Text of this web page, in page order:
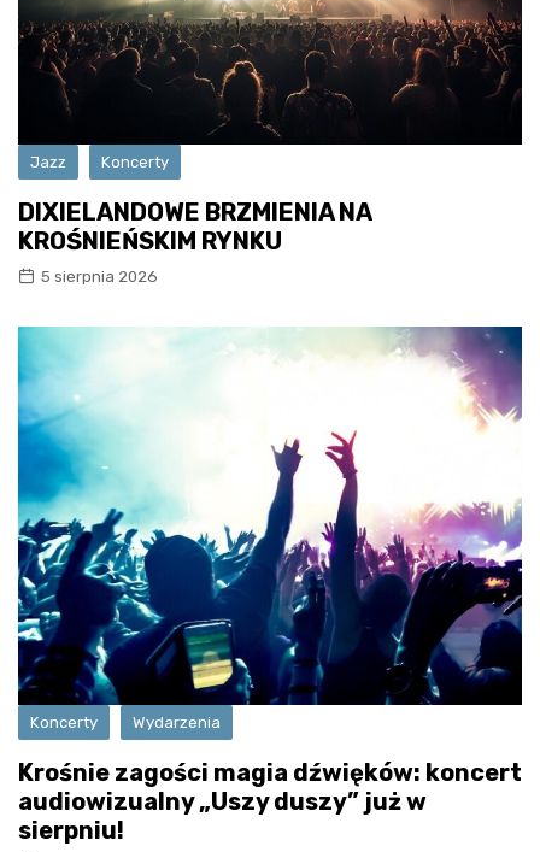
Jazz Koncerty
DIXIELANDOWE BRZMIENIA NA
KROŚNIEŃSKIM RYNKU
5 sierpnia 2026
Koncerty Wydarzenia
Krośnie zagości magia dźwięków: koncert
audiowizualny „Uszy duszy” już w
sierpniu!